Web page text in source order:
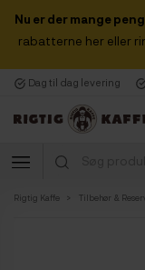
Nu er der mange
rabatterne her eller
Dag til dag levering
Rigtig Kaffe Tilbehør &